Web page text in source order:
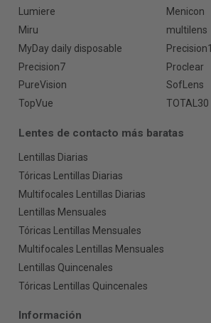
Lumiere
Menicon
Miru
multilens
MyDay daily disposable
Precision1
Precision7
Proclear
PureVision
SofLens
TopVue
TOTAL30
Lentes de contacto más baratas
Lentillas Diarias
Tóricas Lentillas Diarias
Multifocales Lentillas Diarias
Lentillas Mensuales
Tóricas Lentillas Mensuales
Multifocales Lentillas Mensuales
Lentillas Quincenales
Tóricas Lentillas Quincenales
Información